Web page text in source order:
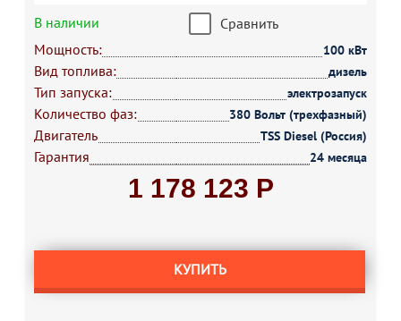
В наличии
Сравнить
Мощность:
100 кВт
Вид топлива: дизель
Тип запуска: электрозапуск
Количество фаз: 380 Вольт (трехфазный)
Двигатель TSS Diesel (Россия)
Гарантия 24 месяца
1 178 123 Р
КУПИТЬ